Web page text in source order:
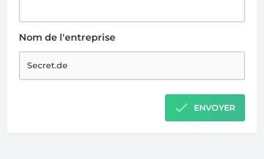
Nom de l'entreprise
ENVOYER